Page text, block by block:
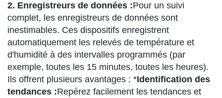
2. Enregistreurs de données :Pour un suivi
complet, les enregistreurs de données sont
inestimables. Ces dispositifs enregistrent
automatiquement les relevés de température et
d'humidité à des intervalles programmés (par
exemple, toutes les 15 minutes, toutes les heures).
Ils offrent plusieurs avantages : *Identification des
tendances :Repérez facilement les tendances et